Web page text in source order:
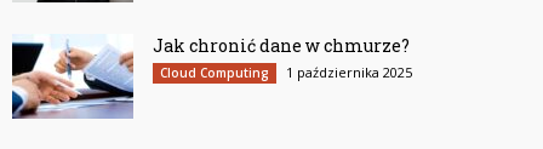
Jak chronić dane w chmurze?
Cloud Computing 1 października 2025